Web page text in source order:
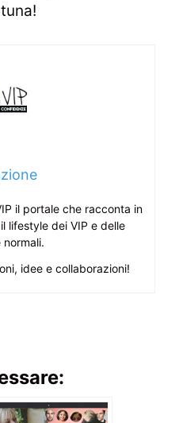
il portale che racconta in
lifestyle dei VIP e delle
normali.
idee e collaborazioni!